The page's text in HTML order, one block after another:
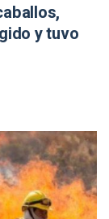
y tuvo